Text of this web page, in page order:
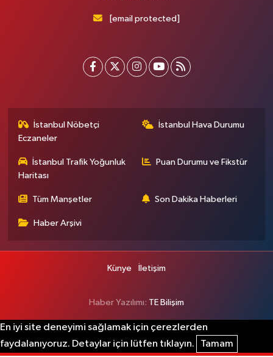
[email protected]
İstanbul Nöbetçi
Eczaneler
İstanbul Hava Durumu
İstanbul Trafik Yoğunluk
Haritası
Puan Durumu ve Fikstür
Tüm Manşetler Son Dakika Haberleri
Haber Arşivi
Künye İletişim
Haber Yazılımı: TE Bilişim
En iyi site deneyimi sağlamak için çerezlerden
faydalanıyoruz. Detaylar için lütfen tıklayın.
Tamam